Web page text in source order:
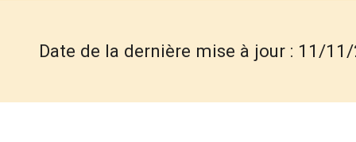
Date de la dernière mise à jour : 11/